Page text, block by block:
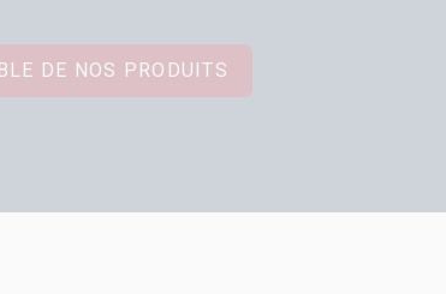
DE NOS PRODUITS